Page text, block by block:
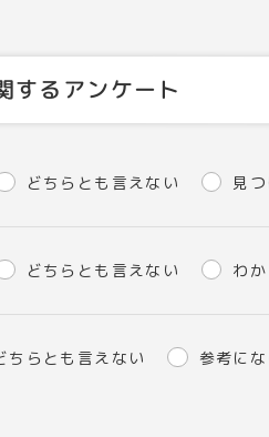
するアンケート
どちらとも言えない 見
どちらとも言えない わ
ちらとも言えない 参考に